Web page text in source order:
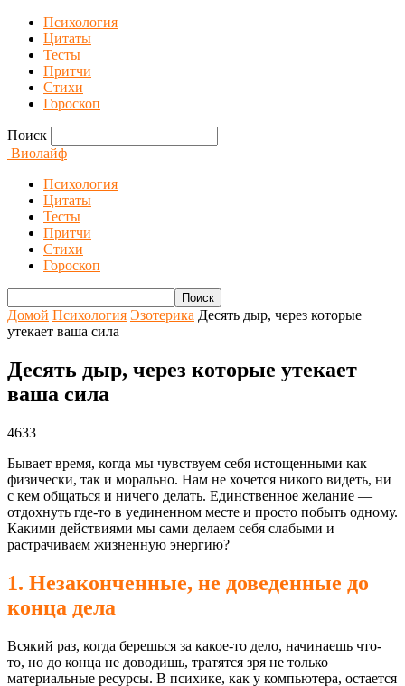
Психология
Цитаты
Тесты
Притчи
Стихи
Гороскоп
Поиск
Виолайф
Психология
Цитаты
Тесты
Притчи
Стихи
Гороскоп
Домой Психология Эзотерика Десять дыр, через которые
утекает ваша сила
Десять дыр, через которые утекает
ваша сила
4633
Бывает время, когда мы чувствуем себя истощенными как
физически, так и морально. Нам не хочется никого видеть, ни
с кем общаться и ничего делать. Единственное желание —
отдохнуть где-то в уединенном месте и просто побыть одному.
Какими действиями мы сами делаем себя слабыми и
растрачиваем жизненную энергию?
1. Незаконченные, не доведенные до
конца дела
Всякий раз, когда берешься за какое-то дело, начинаешь что-
то, но до конца не доводишь, тратятся зря не только
материальные ресурсы. В психике, как у компьютера, остается